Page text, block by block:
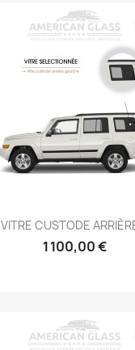
VITRE CUSTODE
1 100,00 €